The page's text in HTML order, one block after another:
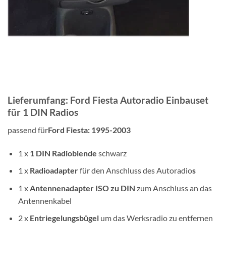
Lieferumfang: Ford Fiesta Autoradio Einbauset
für 1 DIN Radios
passend fürFord Fiesta: 1995-2003
1 x 1 DIN Radioblende schwarz
1 x Radioadapterfür den Anschluss des Autoradios
1 x Antennenadapter ISO zu DIN zum Anschluss an das
Antennenkabel
2 x Entriegelungsbügel um das Werksradio zu entfernen